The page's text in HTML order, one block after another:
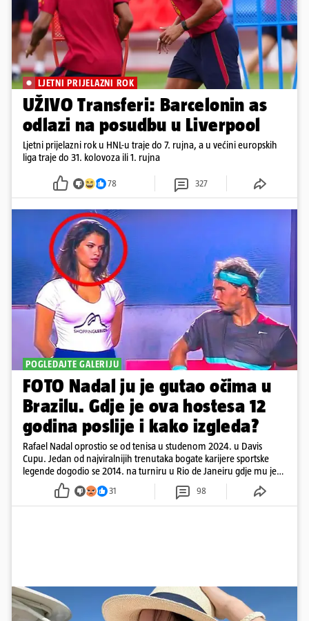
LJETNI PRIJELAZNI ROK
UŽIVO Transferi: Barcelonin as
odlazi na posudbu u Liverpool
Ljetni prijelazni rok u HNL-u traje do 7. rujna, a u većini europskih
liga traje do 31. kolovoza ili 1. rujna
78 327
POGLEDAJTE GALERIJU
FOTO Nadal ju je gutao očima u
Brazilu. Gdje je ova hostesa 12
godina poslije i kako izgleda?
Rafael Nadal oprostio se od tenisa u studenom 2024. u Davis
Cupu. Jedan od najviralnijih trenutaka bogate karijere sportske
legende dogodio se 2014. na turniru u Rio de Janeiru gdje mu je
pažnju odvlačila ljepotica iza klupe
31 98